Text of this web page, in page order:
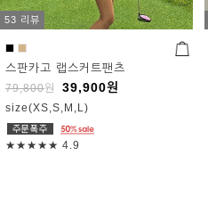
53 리뷰
스판카고 랩스커트팬츠
79,800원 39,900원
size(XS,S,M,L)
★★★★★ 4.9